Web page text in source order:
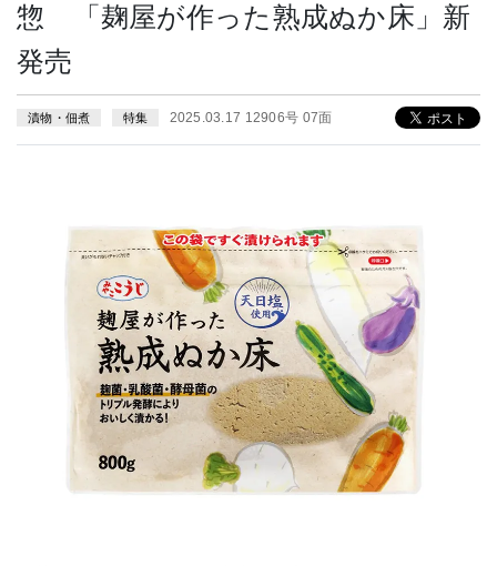
惣 「麹屋が作った熟成ぬか床」新
発売
漬物・佃煮 特集 2025.03.17 12906号 07面